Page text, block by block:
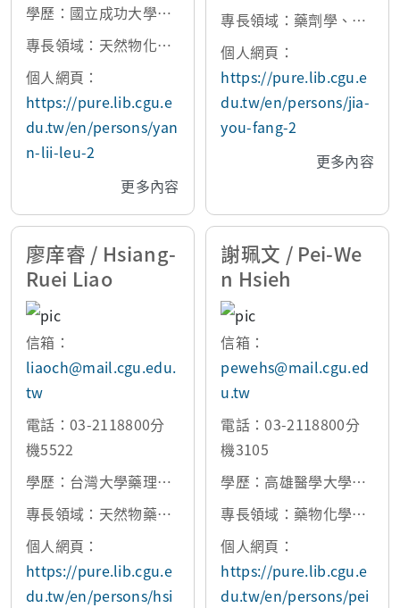
學歷：國立成功大學化
學所博士
專長領域：天然物化
學、有機光譜學、有機
合成、儀器分析
個人網頁：
https://pure.lib.cgu.e
du.tw/en/persons/yan
n-lii-leu-2
更多內容
學所博士
專長領域：藥劑學、藥
物標靶與傳輸、化妝品
學、奈米醫學、天然物
藥理活性探究
個人網頁：
https://pure.lib.cgu.e
du.tw/en/persons/jia-
you-fang-2
更多內容
廖庠睿 / Hsiang-
Ruei Liao
信箱：
liaoch@mail.cgu.edu.
tw
電話：03-2118800分
機5522
學歷：台灣大學藥理所
博士
專長領域：天然物藥理
藥效評估 、抗血栓與發
炎藥理學
個人網頁：
https://pure.lib.cgu.e
du.tw/en/persons/hsi
謝珮文 / Pei-We
n Hsieh
信箱：
pewehs@mail.cgu.ed
u.tw
電話：03-2118800分
機3105
學歷：高雄醫學大學藥
學所博士
專長領域：藥物化學、
天然物化學、微生物天
然物
個人網頁：
https://pure.lib.cgu.e
du.tw/en/persons/pei